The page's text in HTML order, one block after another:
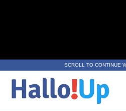
SCROLL TO CONTINUE